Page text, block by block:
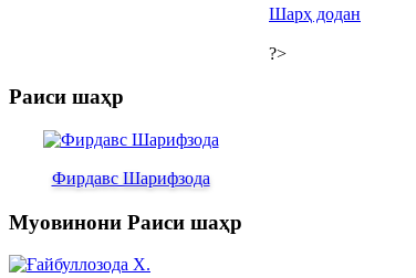
Шарҳ додан
?>
Раиси шаҳр
Фирдавс Шарифзода
Муовинони Раиси шаҳр